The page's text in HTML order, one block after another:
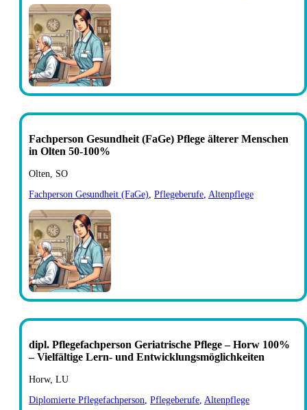
Fachperson Gesundheit (FaGe) Pflege älterer Menschen
in Olten 50-100%
Olten, SO
Fachperson Gesundheit (FaGe), Pflegeberufe, Altenpflege
dipl. Pflegefachperson Geriatrische Pflege – Horw 100%
– Vielfältige Lern- und Entwicklungsmöglichkeiten
Horw, LU
Diplomierte Pflegefachperson, Pflegeberufe, Altenpflege